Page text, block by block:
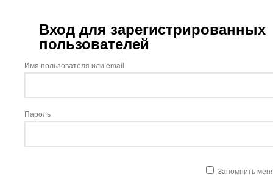
Вход для зарегистрированных
пользователей
Имя пользователя или email
Пароль
Запомнить